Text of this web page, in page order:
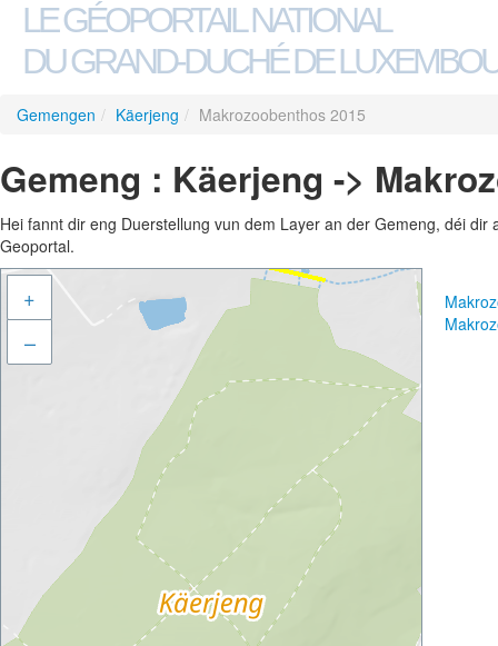
LE GÉOPORTAIL NATIONAL
DU GRAND-DUCHÉ DE
Gemengen / Käerjeng / Makrozoobenthos 2015
Gemeng : Käerjeng ->
Hei fannt dir eng Duerstellung vun dem Layer an der Gemeng, déi
Geoportal.
+
–